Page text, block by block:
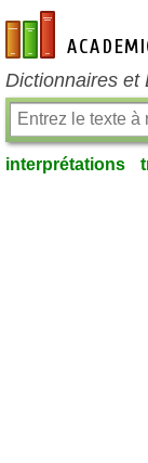
fr-academic.com
Dictionnaires et
interprétations